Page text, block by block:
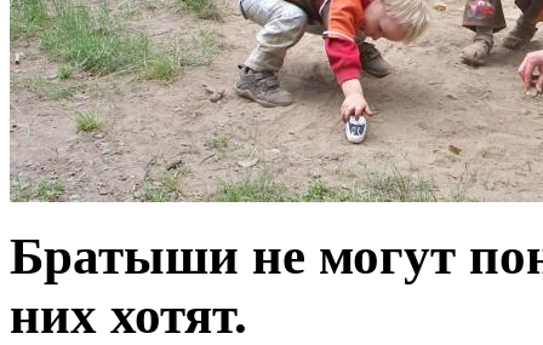
Братыши не могут
них хотят.